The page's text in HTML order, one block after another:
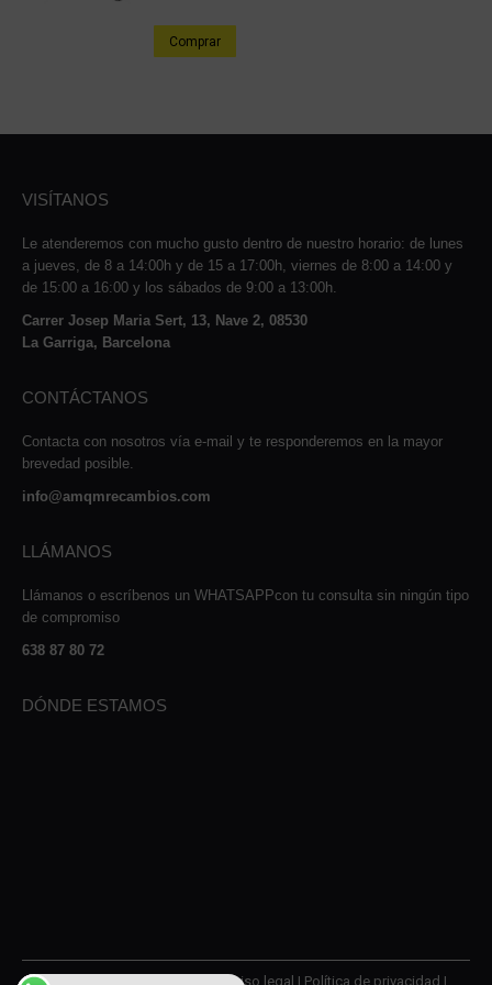
Comprar
VISÍTANOS
Le atenderemos con mucho gusto dentro de nuestro horario: de lunes
a jueves, de 8 a 14:00h y de 15 a 17:00h, viernes de 8:00 a 14:00 y
de 15:00 a 16:00 y los sábados de 9:00 a 13:00h.
Carrer Josep Maria Sert, 13, Nave 2, 08530
La Garriga, Barcelona
CONTÁCTANOS
Contacta con nosotros vía e-mail y te responderemos en la mayor
brevedad posible.
info@amqmrecambios.com
LLÁMANOS
Llámanos o escríbenos un WHATSAPPcon tu consulta sin ningún tipo
de compromiso
638 87 80 72
DÓNDE ESTAMOS
© 2026 AMQM Recambios | Aviso legal | Política de privacidad |